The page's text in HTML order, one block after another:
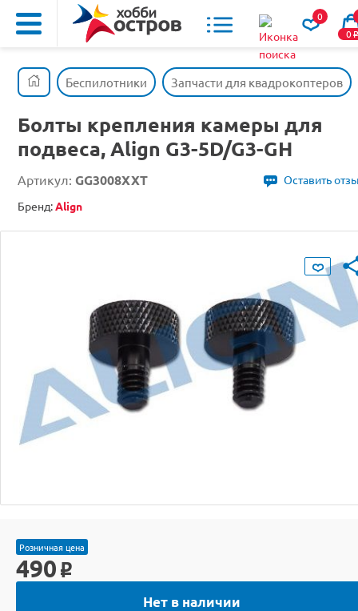
0
0o
Беспилотники Запчасти для квадрокоптеров
Болты крепления камеры для
подвеса, Align G3-5D/G3-GH
Артикул: GG3008XXT
Оставить
Бренд:Align
Розничная цена
490 o
Нет в наличии